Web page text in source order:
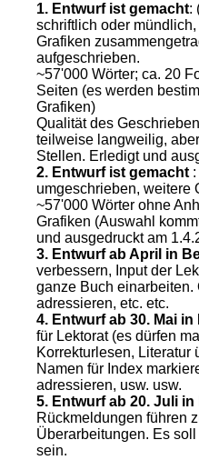
1. Entwurf ist gemacht:
schriftlich oder
Grafiken
aufgeschrieben.
~57'000 Wörter; ca. 20
Seiten (es werden
Grafiken)
Qualität des
teilweise langweilig,
Stellen. Erledigt und
2. Entwurf ist gemacht
umgeschrieben, weitere
~57'000 Wörter ohne
Grafiken (Auswahl
und ausgedruckt am
3. Entwurf ab April in
verbessern, Input der
ganze Buch einarbeiten.
adressieren, etc. etc.
4. Entwurf ab 30. Mai
für Lektorat (es dürfen
Korrekturlesen, Literatur
Namen für Index
adressieren, usw. usw.
5. Entwurf ab 20. Juli
Rückmeldungen führen
Überarbeitungen. Es
sein.